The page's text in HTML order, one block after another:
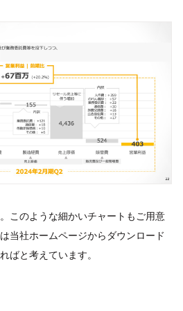
このような細かいチャートもご用意
当社ホームページからダウンロード
ばと考えています。